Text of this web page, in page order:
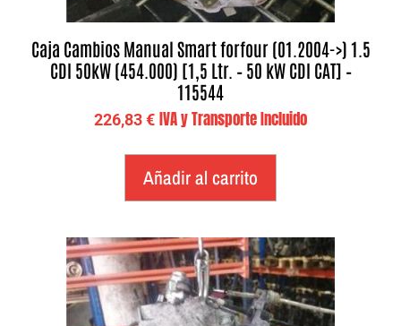
Caja Cambios Manual Smart forfour (01.2004->) 1.5
CDI 50kW (454.000) [1,5 Ltr. – 50 kW CDI CAT] –
115544
226,83€ IVA y Transporte Incluido
Añadir al carrito